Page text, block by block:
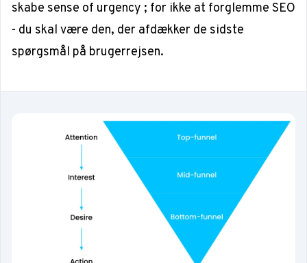
skabe sense of urgency ; for ikke at forglemme SEO
- du skal være den, der afdækker de sidste
spørgsmål på brugerrejsen.